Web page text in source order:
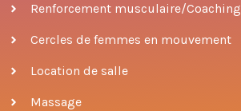
Renforcement musculaire/Coaching
Cercles de femmes en mouvement
Location de salle
Massage